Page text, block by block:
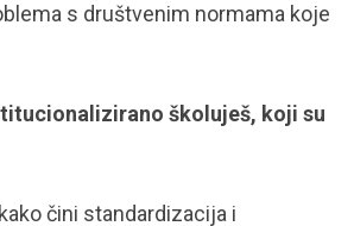
s društvenim normama koje
školuješ, koji su
čini standardizacija i